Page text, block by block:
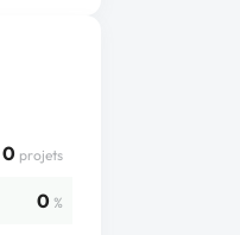
0 projets
0 %